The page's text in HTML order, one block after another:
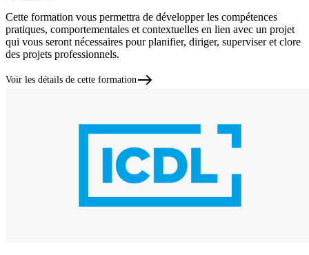
Cette formation vous permettra de développer les compétences
pratiques, comportementales et contextuelles en lien avec un projet
qui vous seront nécessaires pour planifier, diriger, superviser et clore
des projets professionnels.
Voir les détails de cette formation